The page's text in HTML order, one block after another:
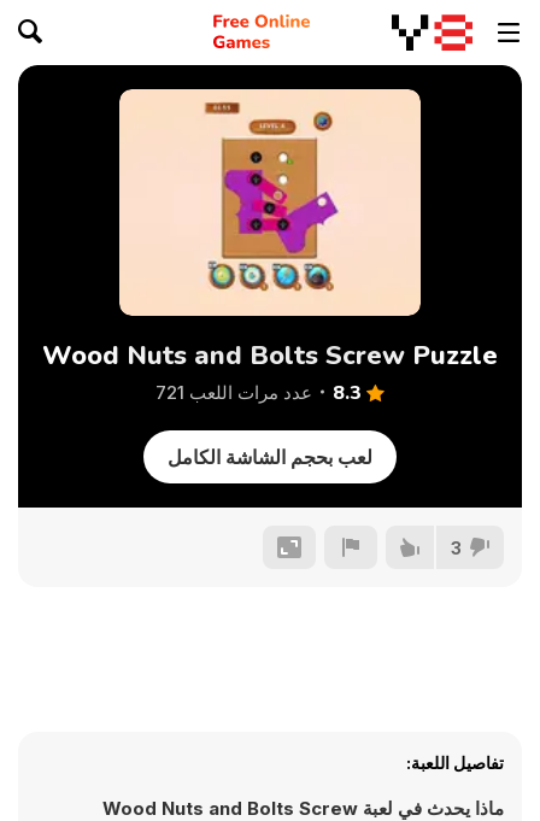
Wood Nuts and Bolts Screw Puzzle
8.3 عدد مرات اللعب 721
لعب بحجم الشاشة الكامل
3
تفاصيل اللعبة:
ماذا يحدث في لعبة Wood Nuts and Bolts Screw